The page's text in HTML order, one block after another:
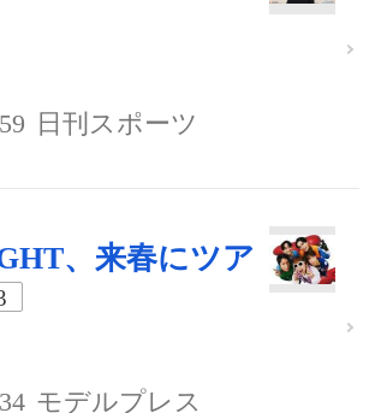
日刊スポーツ
、来春にツア
モデルプレス